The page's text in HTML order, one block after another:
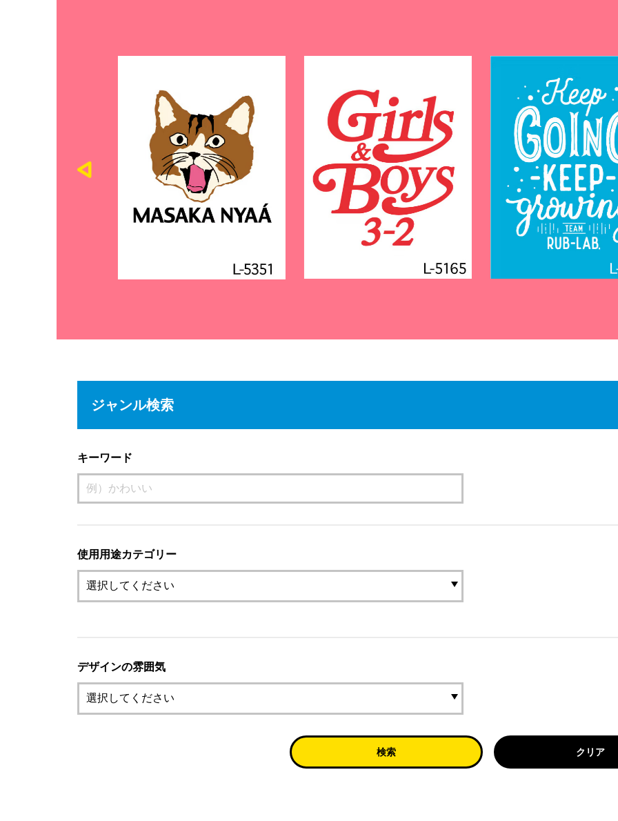
ジャンル検索
キーワード
使用用途カテゴリー
デザインの雰囲気
検索 クリア